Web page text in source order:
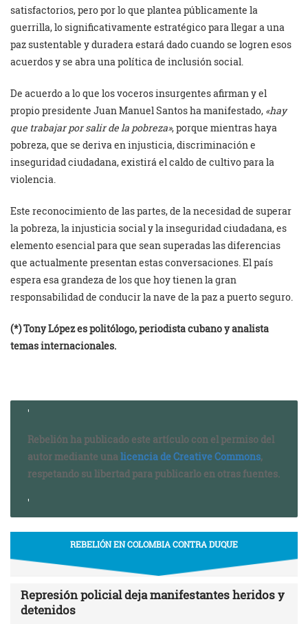
satisfactorios, pero por lo que plantea públicamente la
guerrilla, lo significativamente estratégico para llegar a una
paz sustentable y duradera estará dado cuando se logren esos
acuerdos y se abra una política de inclusión social.
De acuerdo a lo que los voceros insurgentes afirman y el
propio presidente Juan Manuel Santos ha manifestado, «hay
que trabajar por salir de la pobreza», porque mientras haya
pobreza, que se deriva en injusticia, discriminación e
inseguridad ciudadana, existirá el caldo de cultivo para la
violencia.
Este reconocimiento de las partes, de la necesidad de superar
la pobreza, la injusticia social y la inseguridad ciudadana, es
elemento esencial para que sean superadas las diferencias
que actualmente presentan estas conversaciones. El país
espera esa grandeza de los que hoy tienen la gran
responsabilidad de conducir la nave de la paz a puerto seguro.
(*) Tony López es politólogo, periodista cubano y analista
temas internacionales.
Rebelión ha publicado este artículo con el permiso del
autor mediante unalicencia de Creative Commons,
respetando su libertad para publicarlo en otras fuentes.
REBELIÓN EN COLOMBIA CONTRA DUQUE
Represión policial deja manifestantes heridos y
detenidos